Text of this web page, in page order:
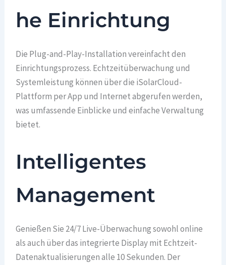
he Einrichtung
Die Plug-and-Play-Installation vereinfacht den
Einrichtungsprozess. Echtzeitüberwachung und
Systemleistung können über die iSolarCloud-
Plattform per App und Internet abgerufen werden,
was umfassende Einblicke und einfache Verwaltung
bietet.
Intelligentes
Management
Genießen Sie 24/7 Live-Überwachung sowohl online
als auch über das integrierte Display mit Echtzeit-
Datenaktualisierungen alle 10 Sekunden. Der